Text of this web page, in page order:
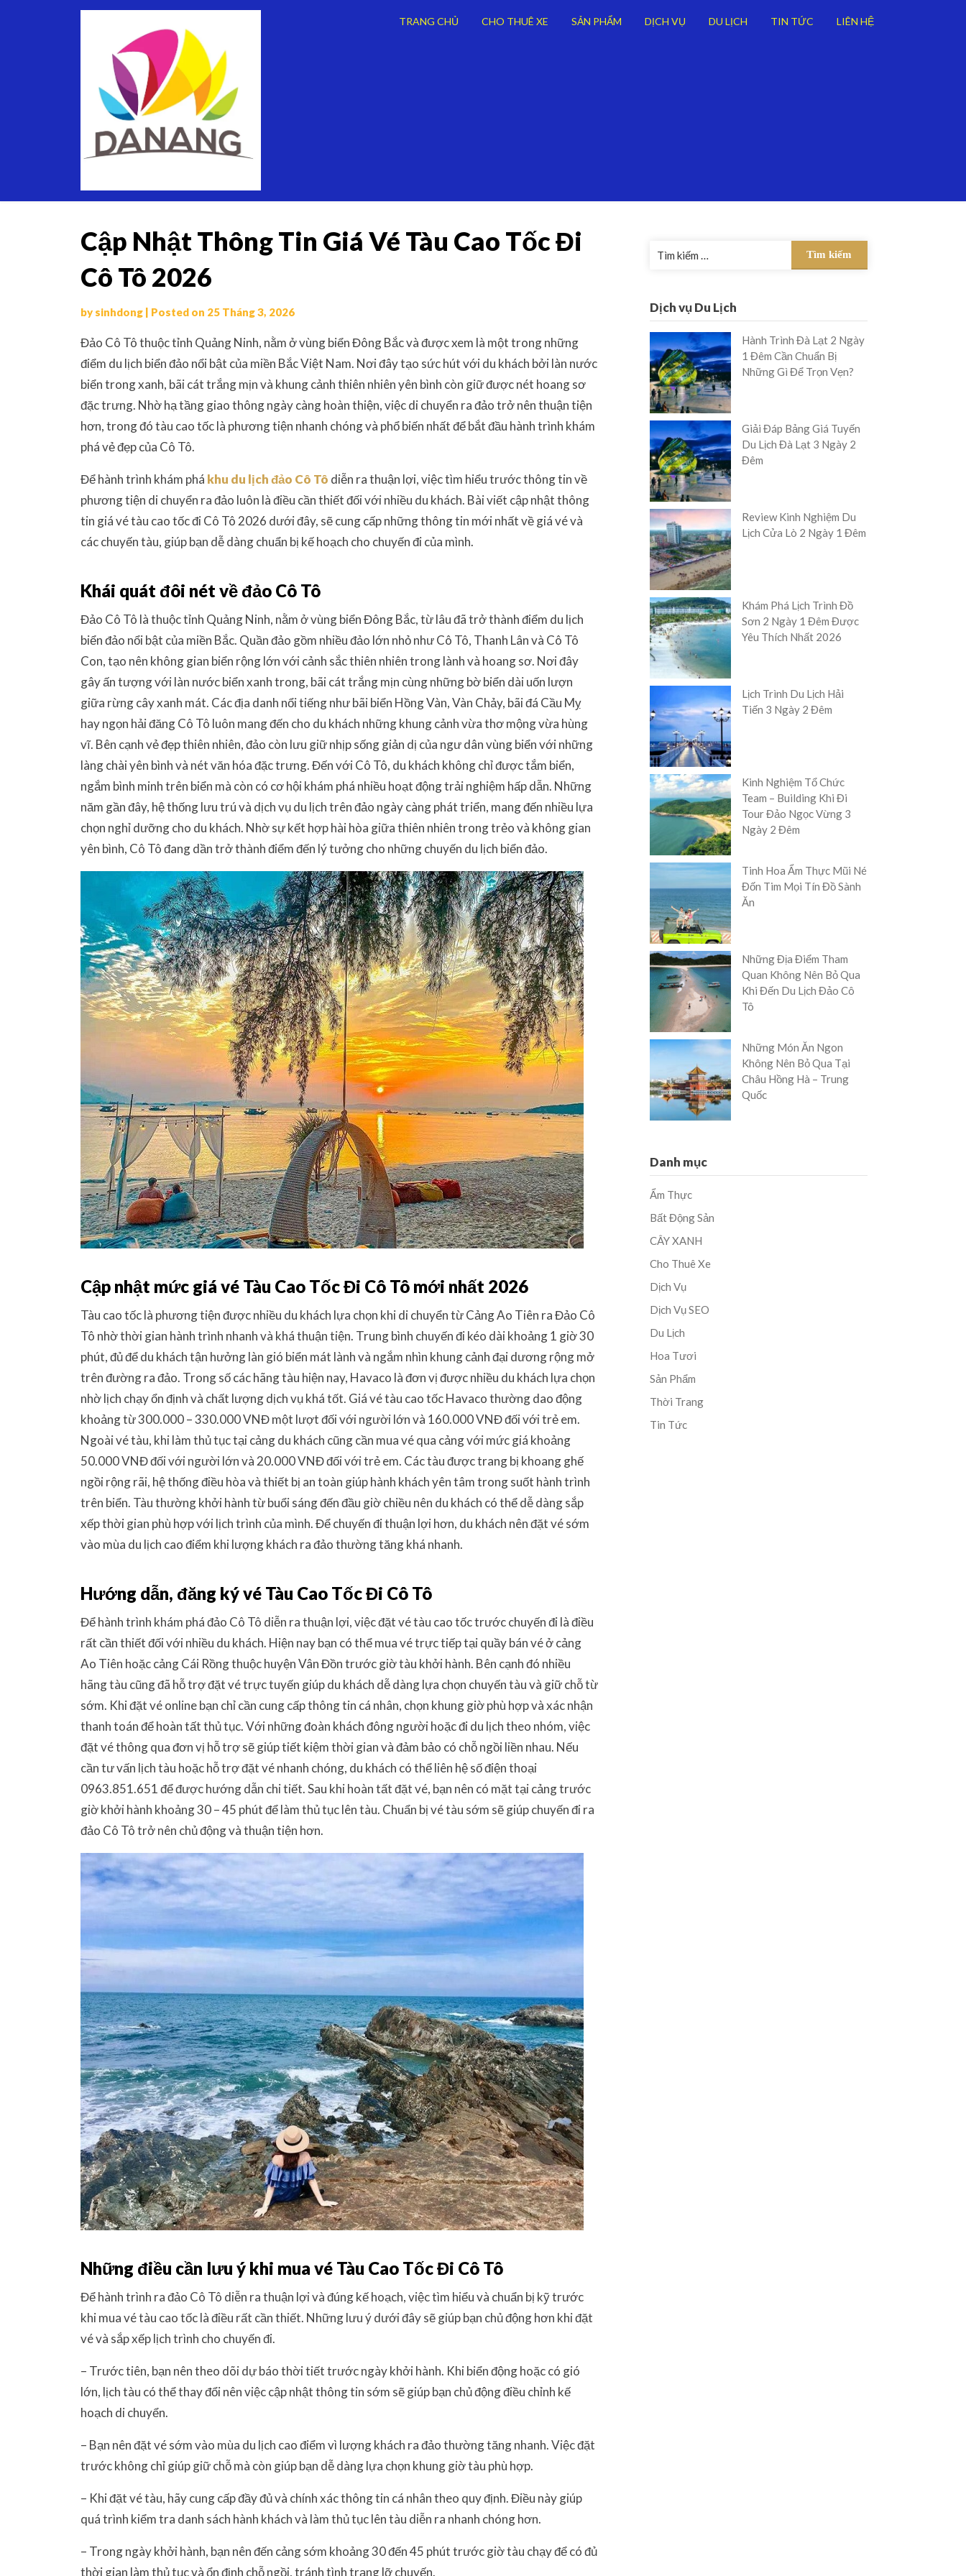
TRANG CHỦ CHO THUÊ XE SẢN PHẨM DỊCH VỤ DU LỊCH TIN TỨC LIÊN HỆ
Cập Nhật Thông Tin Giá Vé Tàu Cao Tốc Đi
Cô Tô 2026
by sinhdong | Posted on 25 Tháng 3, 2026
Đảo Cô Tô thuộc tỉnh Quảng Ninh, nằm ở vùng biển Đông Bắc và được xem là một trong những
điểm du lịch biển đảo nổi bật của miền Bắc Việt Nam. Nơi đây tạo sức hút với du khách bởi làn nước
biển trong xanh, bãi cát trắng mịn và khung cảnh thiên nhiên yên bình còn giữ được nét hoang sơ
đặc trưng. Nhờ hạ tầng giao thông ngày càng hoàn thiện, việc di chuyển ra đảo trở nên thuận tiện
hơn, trong đó tàu cao tốc là phương tiện nhanh chóng và phổ biến nhất để bắt đầu hành trình khám
phá vẻ đẹp của Cô Tô.
Để hành trình khám phá khu du lịch đảo Cô Tô diễn ra thuận lợi, việc tìm hiểu trước thông tin về
phương tiện di chuyển ra đảo luôn là điều cần thiết đối với nhiều du khách. Bài viết cập nhật thông
tin giá vé tàu cao tốc đi Cô Tô 2026 dưới đây, sẽ cung cấp những thông tin mới nhất về giá vé và
các chuyến tàu, giúp bạn dễ dàng chuẩn bị kế hoạch cho chuyến đi của mình.
Khái quát đôi nét về đảo Cô Tô
Đảo Cô Tô là thuộc tỉnh Quảng Ninh, nằm ở vùng biển Đông Bắc, từ lâu đã trở thành điểm du lịch
biển đảo nổi bật của miền Bắc. Quần đảo gồm nhiều đảo lớn nhỏ như Cô Tô, Thanh Lân và Cô Tô
Con, tạo nên không gian biển rộng lớn với cảnh sắc thiên nhiên trong lành và hoang sơ. Nơi đây
gây ấn tượng với làn nước biển xanh trong, bãi cát trắng mịn cùng những bờ biển dài uốn lượn
giữa rừng cây xanh mát. Các địa danh nổi tiếng như bãi biển Hồng Vàn, Vàn Chảy, bãi đá Cầu Mỵ
hay ngọn hải đăng Cô Tô luôn mang đến cho du khách những khung cảnh vừa thơ mộng vừa hùng
vĩ. Bên cạnh vẻ đẹp thiên nhiên, đảo còn lưu giữ nhịp sống giản dị của ngư dân vùng biển với những
làng chài yên bình và nét văn hóa đặc trưng. Đến với Cô Tô, du khách không chỉ được tắm biển,
ngắm bình minh trên biển mà còn có cơ hội khám phá nhiều hoạt động trải nghiệm hấp dẫn. Những
năm gần đây, hệ thống lưu trú và dịch vụ du lịch trên đảo ngày càng phát triển, mang đến nhiều lựa
chọn nghỉ dưỡng cho du khách. Nhờ sự kết hợp hài hòa giữa thiên nhiên trong trẻo và không gian
yên bình, Cô Tô đang dần trở thành điểm đến lý tưởng cho những chuyến du lịch biển đảo.
Cập nhật mức giá vé Tàu Cao Tốc Đi Cô Tô mới nhất 2026
Tàu cao tốc là phương tiện được nhiều du khách lựa chọn khi di chuyển từ Cảng Ao Tiên ra Đảo Cô
Tô nhờ thời gian hành trình nhanh và khá thuận tiện. Trung bình chuyến đi kéo dài khoảng 1 giờ 30
phút, đủ để du khách tận hưởng làn gió biển mát lành và ngắm nhìn khung cảnh đại dương rộng mở
trên đường ra đảo. Trong số các hãng tàu hiện nay, Havaco là đơn vị được nhiều du khách lựa chọn
nhờ lịch chạy ổn định và chất lượng dịch vụ khá tốt. Giá vé tàu cao tốc Havaco thường dao động
khoảng từ 300.000 – 330.000 VNĐ một lượt đối với người lớn và 160.000 VNĐ đối với trẻ em.
Ngoài vé tàu, khi làm thủ tục tại cảng du khách cũng cần mua vé qua cảng với mức giá khoảng
50.000 VNĐ đối với người lớn và 20.000 VNĐ đối với trẻ em. Các tàu được trang bị khoang ghế
ngồi rộng rãi, hệ thống điều hòa và thiết bị an toàn giúp hành khách yên tâm trong suốt hành trình
trên biển. Tàu thường khởi hành từ buổi sáng đến đầu giờ chiều nên du khách có thể dễ dàng sắp
xếp thời gian phù hợp với lịch trình của mình. Để chuyến đi thuận lợi hơn, du khách nên đặt vé sớm
vào mùa du lịch cao điểm khi lượng khách ra đảo thường tăng khá nhanh.
Hướng dẫn, đăng ký vé Tàu Cao Tốc Đi Cô Tô
Để hành trình khám phá đảo Cô Tô diễn ra thuận lợi, việc đặt vé tàu cao tốc trước chuyến đi là điều
rất cần thiết đối với nhiều du khách. Hiện nay bạn có thể mua vé trực tiếp tại quầy bán vé ở cảng
Ao Tiên hoặc cảng Cái Rồng thuộc huyện Vân Đồn trước giờ tàu khởi hành. Bên cạnh đó nhiều
hãng tàu cũng đã hỗ trợ đặt vé trực tuyến giúp du khách dễ dàng lựa chọn chuyến tàu và giữ chỗ từ
sớm. Khi đặt vé online bạn chỉ cần cung cấp thông tin cá nhân, chọn khung giờ phù hợp và xác nhận
thanh toán để hoàn tất thủ tục. Với những đoàn khách đông người hoặc đi du lịch theo nhóm, việc
đặt vé thông qua đơn vị hỗ trợ sẽ giúp tiết kiệm thời gian và đảm bảo có chỗ ngồi liền nhau. Nếu
cần tư vấn lịch tàu hoặc hỗ trợ đặt vé nhanh chóng, du khách có thể liên hệ số điện thoại
0963.851.651 để được hướng dẫn chi tiết. Sau khi hoàn tất đặt vé, bạn nên có mặt tại cảng trước
giờ khởi hành khoảng 30 – 45 phút để làm thủ tục lên tàu. Chuẩn bị vé tàu sớm sẽ giúp chuyến đi ra
đảo Cô Tô trở nên chủ động và thuận tiện hơn.
Những điều cần lưu ý khi mua vé Tàu Cao Tốc Đi Cô Tô
Để hành trình ra đảo Cô Tô diễn ra thuận lợi và đúng kế hoạch, việc tìm hiểu và chuẩn bị kỹ trước
khi mua vé tàu cao tốc là điều rất cần thiết. Những lưu ý dưới đây sẽ giúp bạn chủ động hơn khi đặt
vé và sắp xếp lịch trình cho chuyến đi.
– Trước tiên, bạn nên theo dõi dự báo thời tiết trước ngày khởi hành. Khi biển động hoặc có gió
lớn, lịch tàu có thể thay đổi nên việc cập nhật thông tin sớm sẽ giúp bạn chủ động điều chỉnh kế
hoạch di chuyển.
– Bạn nên đặt vé sớm vào mùa du lịch cao điểm vì lượng khách ra đảo thường tăng nhanh. Việc đặt
trước không chỉ giúp giữ chỗ mà còn giúp bạn dễ dàng lựa chọn khung giờ tàu phù hợp.
– Khi đặt vé tàu, hãy cung cấp đầy đủ và chính xác thông tin cá nhân theo quy định. Điều này giúp
quá trình kiểm tra danh sách hành khách và làm thủ tục lên tàu diễn ra nhanh chóng hơn.
– Trong ngày khởi hành, bạn nên đến cảng sớm khoảng 30 đến 45 phút trước giờ tàu chạy để có đủ
thời gian làm thủ tục và ổn định chỗ ngồi, tránh tình trạng lỡ chuyến.
kiếm
Dịch vụ Du Lịch
Hành Trình Đà Lạt 2 Ngày
1 Đêm Cần Chuẩn Bị
Những Gì Để Trọn Vẹn?
Giải Đáp Bảng Giá Tuyến
Du Lịch Đà Lạt 3 Ngày 2
Đêm
Review Kinh Nghiệm Du
Lịch Cửa Lò 2 Ngày 1 Đêm
Khám Phá Lịch Trình Đồ
Sơn 2 Ngày 1 Đêm Được
Yêu Thích Nhất 2026
Lịch Trình Du Lịch Hải
Tiến 3 Ngày 2 Đêm
Kinh Nghiệm Tổ Chức
Team – Building Khi Đi
Tour Đảo Ngọc Vừng 3
Ngày 2 Đêm
Tinh Hoa Ẩm Thực Mũi Né
Đốn Tim Mọi Tín Đồ Sành
Ăn
Những Địa Điểm Tham
Quan Không Nên Bỏ Qua
Khi Đến Du Lịch Đảo Cô
Tô
Những Món Ăn Ngon
Không Nên Bỏ Qua Tại
Châu Hồng Hà – Trung
Quốc
Danh mục
Ẩm Thực
Bất Động Sản
CÂY XANH
Cho Thuê Xe
Dịch Vụ
Dịch Vụ SEO
Du Lịch
Hoa Tươi
Sản Phẩm
Thời Trang
Tin Tức